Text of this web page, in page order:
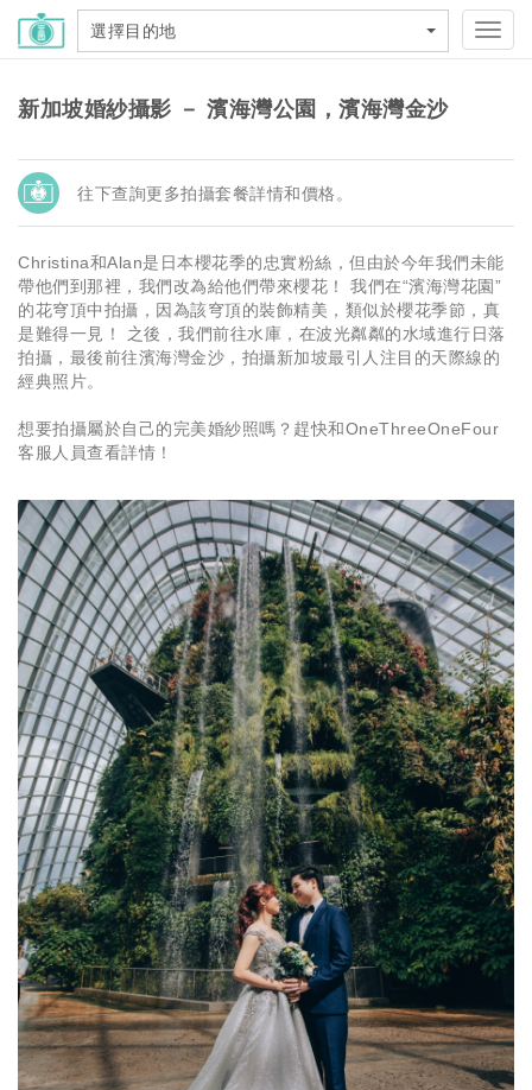
選擇目的地
新加坡婚紗攝影 － 濱海灣公園，濱海灣金沙
往下查詢更多拍攝套餐詳情和價格。
Christina和Alan是日本櫻花季的忠實粉絲，但由於今年我們未能
帶他們到那裡，我們改為給他們帶來櫻花！ 我們在“濱海灣花園”
的花穹頂中拍攝，因為該穹頂的裝飾精美，類似於櫻花季節，真
是難得一見！ 之後，我們前往水庫，在波光粼粼的水域進行日落
拍攝，最後前往濱海灣金沙，拍攝新加坡最引人注目的天際線的
經典照片。
想要拍攝屬於自己的完美婚紗照嗎？趕快和OneThreeOneFour
客服人員查看詳情！